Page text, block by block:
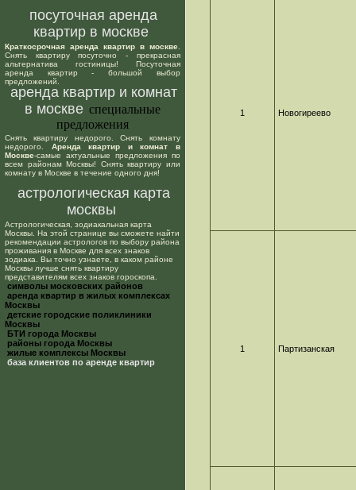
посуточная аренда
квартир в москве
Краткосрочная аренда квартир в москве
Снять квартиру посуточно - прекрасная
альтернатива гостиницы! Посуточная
аренда квартир - большой выбор
предложений.
аренда квартир и комнат
в москве специальные
предложения
Снять квартиру недорого. Снять комнату
недорого. Аренда квартир и комнат в
Москве-самые актуальные предложения по
всем районам Москвы! Снять квартиру или
комнату в Москве в течение одного дня!
астрологическая карта
москвы
Астрологическая, зодиакальная карта
Москвы. На этой странице вы сможете найти
рекомендации астрологов по выбору района
проживания в Москве для всех знаков
зодиака. Вы точно узнаете, в каком районе
Москвы лучше снять квартиру
представителям всех знаков гороскопа.
cимволы московских районов
аренда квартир в жилых комплексах
Москвы
детские городские поликлиники
Москвы
БТИ города Москвы
районы города Москвы
жилые комплексы Москвы
база клиентов по аренде квартир
1 Новогиреево
1 Партизанская